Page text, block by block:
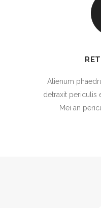
Alienum
detraxit periculis
Mei an